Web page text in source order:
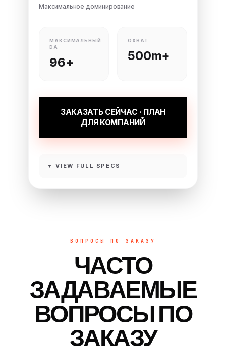
Максимальное доминирование
МАКСИМАЛЬНЫЙ
DA
96+
ОХВАТ
500m+
ЗАКАЗАТЬ СЕЙЧАС · ПЛАН
ДЛЯ КОМПАНИЙ
▼ VIEW FULL SPECS
ВОПРОСЫ ПО ЗАКАЗУ
ЧАСТО
ЗАДАВАЕМЫЕ
ВОПРОСЫ ПО
ЗАКАЗУ